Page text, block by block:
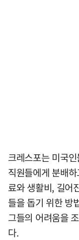
크레스포는 미국
직원들에게 분배
료와 생활비, 길어
들을 돕기 위한 방
그들의 어려움을
다.